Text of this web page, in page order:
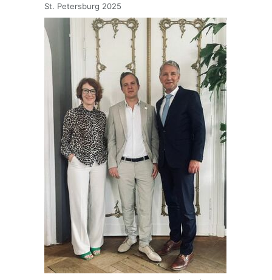
St. Petersburg 2025